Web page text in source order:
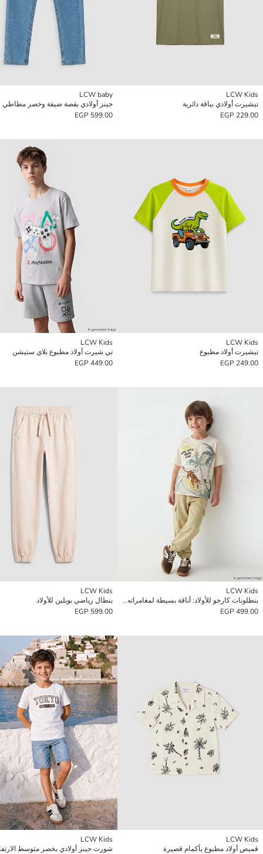
LCW Kids
تيشيرت أولادي بياقة دائرية
229.00 EGP
LCW baby
جينز أولادي بقصة ضيقة وخصر مطاطي
599.00 EGP
LCW Kids
تيشيرت أولاد مطبوع
249.00 EGP
LCW Kids
تي شيرت أولاد مطبوع بلاي ستيشن
449.00 EGP
LCW Kids
بنطلونات كارجو للأولاد: أناقة بسيطة لمغامراته اليومية.
499.00 EGP
LCW Kids
بنطال رياضي بوبلين للأولاد
599.00 EGP
LCW Kids
قميص أولاد مطبوع بأكمام قصيرة
LCW Kids
شورت جينز أولادي بخصر متوسط